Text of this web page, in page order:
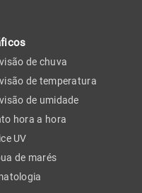
de chuva
de temperatura
de umidade
hora a hora
UV
de marés